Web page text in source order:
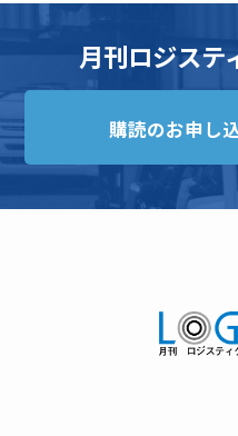
月刊ロジステ
購読のお申し